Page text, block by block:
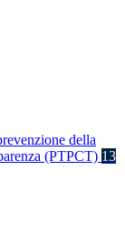
della
(PTPCT) 13